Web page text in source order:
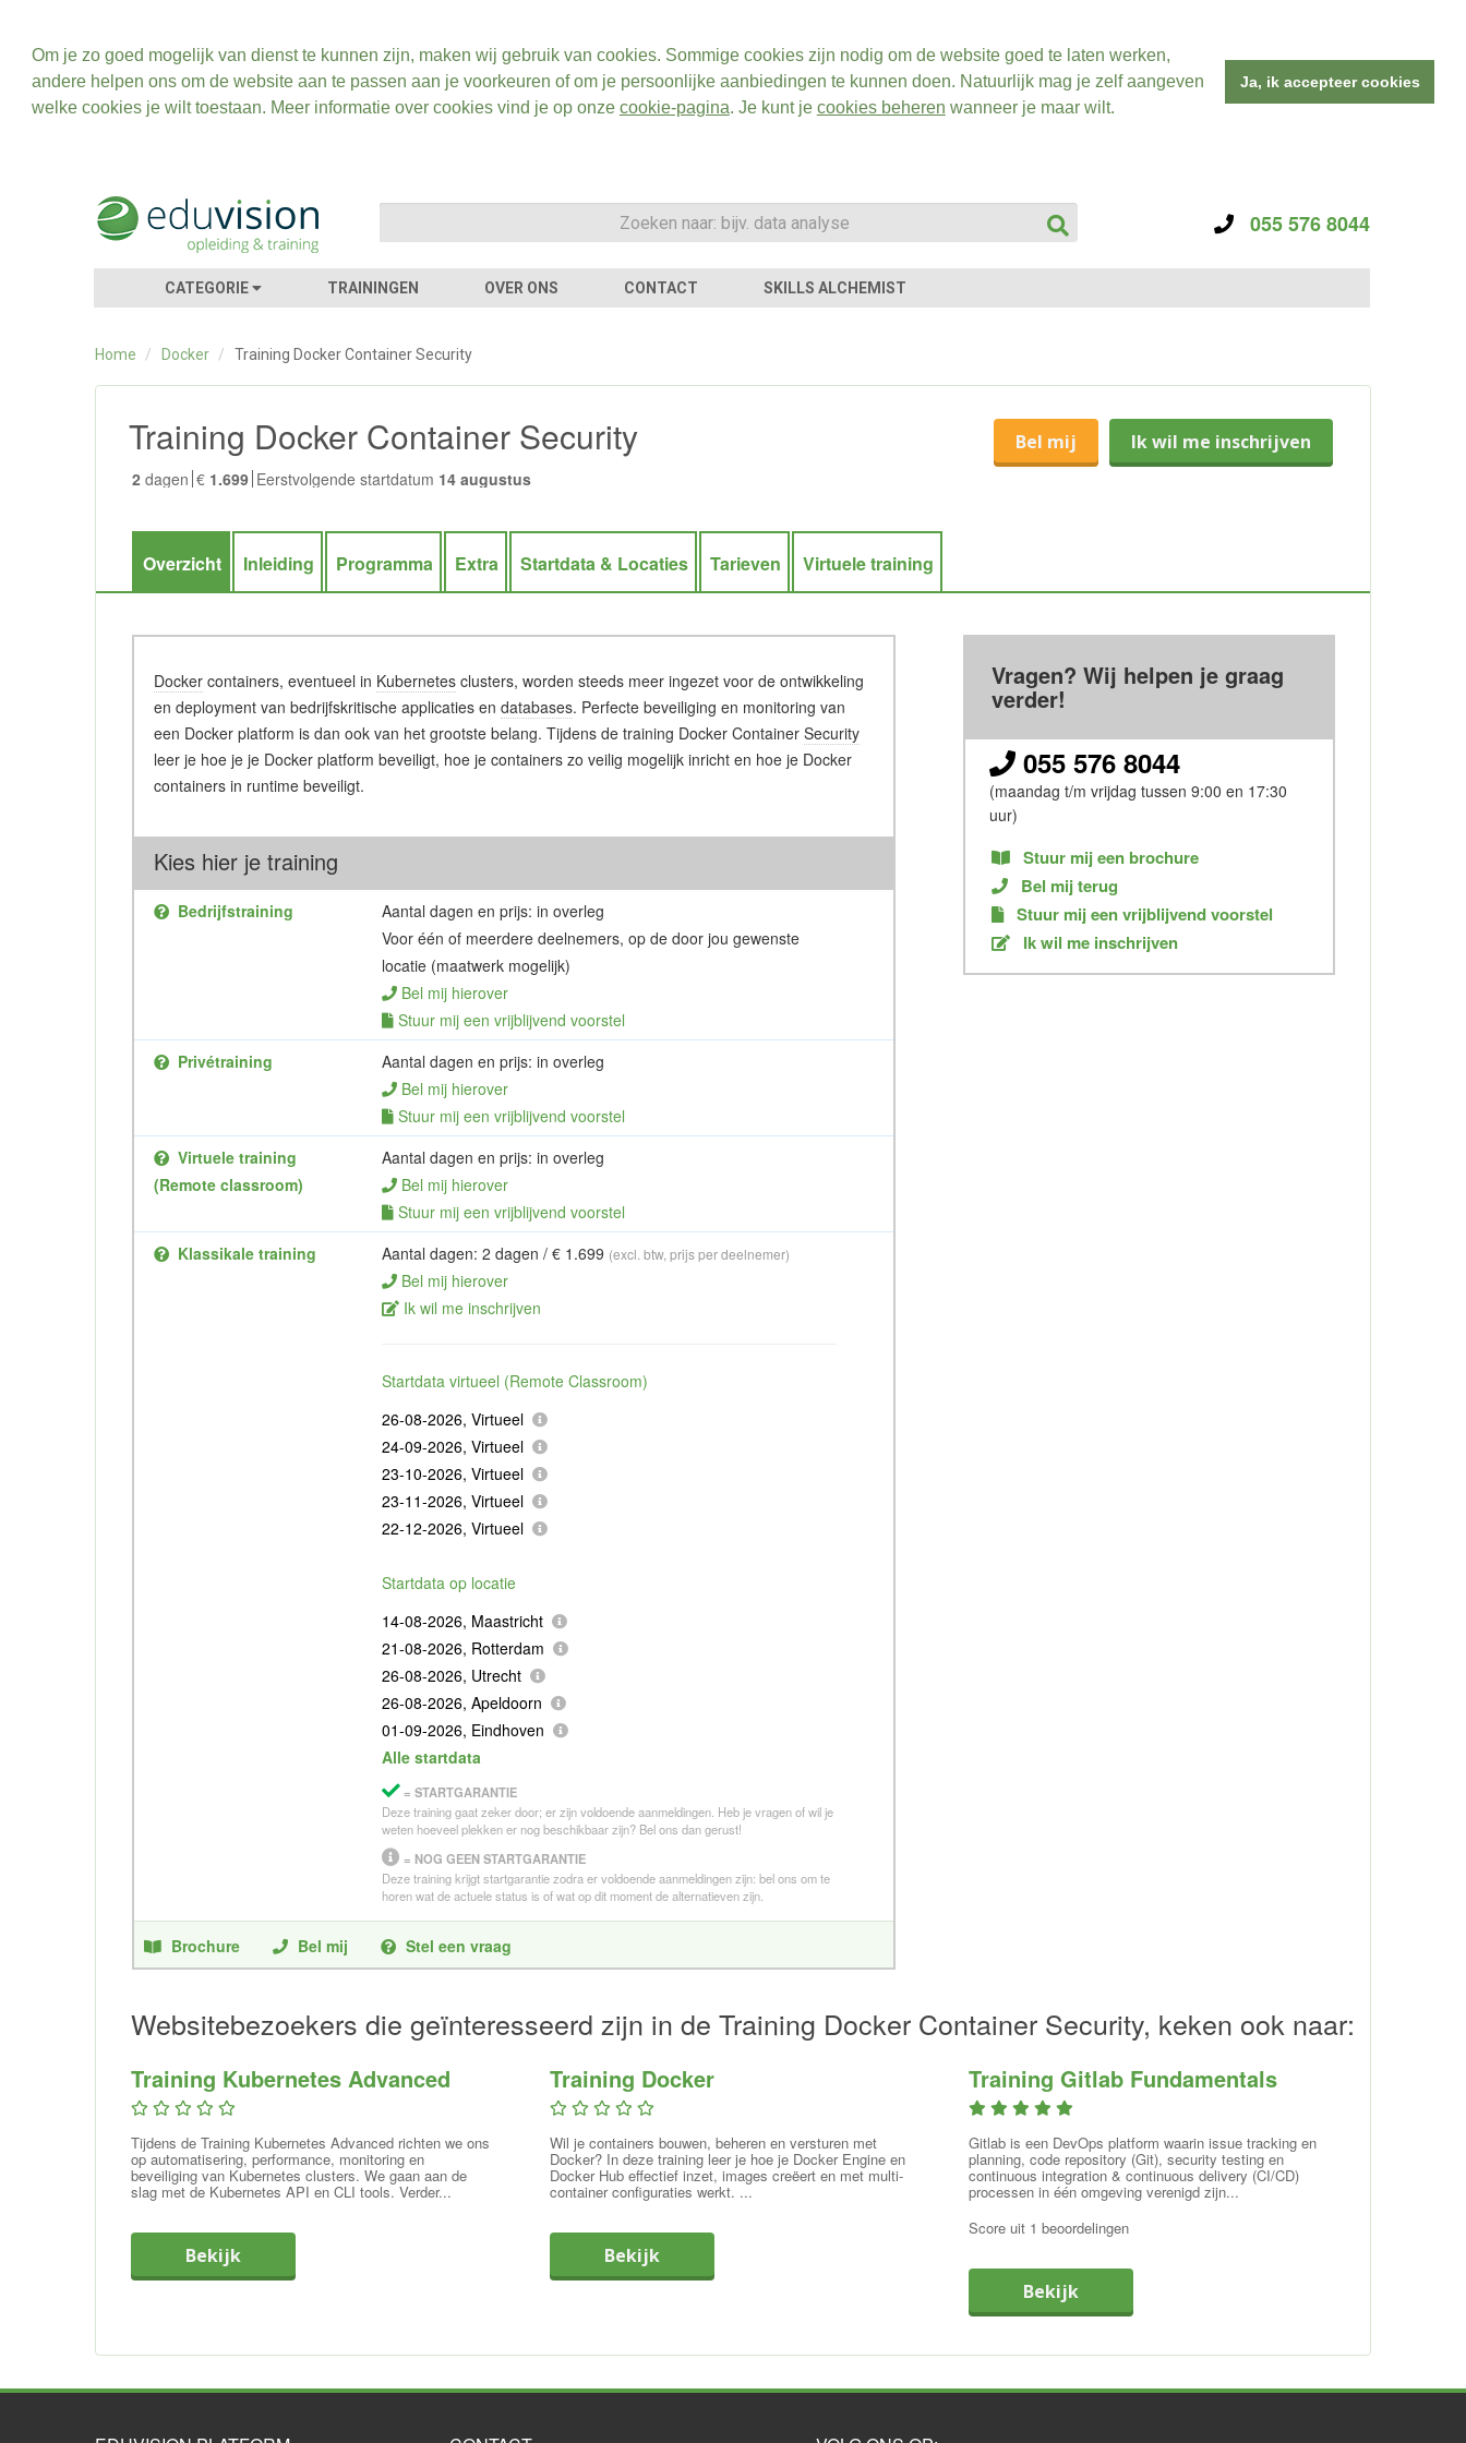
Om je zo goed mogelijk van dienst te kunnen zijn, maken wij gebruik van cookies. Sommige cookies zijn nodig om de website goed te laten werken,
andere helpen ons om de website aan te passen aan je voorkeuren of om je persoonlijke aanbiedingen te kunnen doen. Natuurlijk mag je zelf aangeven
welke cookies je wilt toestaan. Meer informatie over cookies vind je op onze cookie-pagina. Je kunt je cookies beheren wanneer je maar wilt.
Ja, ik accepteer cookies
055 576 8044
CATEGORIE TRAININGEN OVER ONS CONTACT SKILLS ALCHEMIST
Home / Docker / Training Docker Container Security
Training Docker Container Security
2 dagen € 1.699 Eerstvolgende startdatum 14 augustus
Bel mij Ik wil me inschrijven
Overzicht Inleiding Programma Extra Startdata & Locaties Tarieven Virtuele training
Docker containers, eventueel in Kubernetes clusters, worden steeds meer ingezet voor de ontwikkeling
en deployment van bedrijfskritische applicaties en databases. Perfecte beveiliging en monitoring van
een Docker platform is dan ook van het grootste belang. Tijdens de training Docker Container Security
leer je hoe je je Docker platform beveiligt, hoe je containers zo veilig mogelijk inricht en hoe je Docker
containers in runtime beveiligt.
Kies hier je training
Bedrijfstraining
Aantal dagen en prijs: in overleg
Voor één of meerdere deelnemers, op de door jou gewenste
locatie (maatwerk mogelijk)
Bel mij hierover
Stuur mij een vrijblijvend voorstel
Privétraining
Aantal dagen en prijs: in overleg
Bel mij hierover
Stuur mij een vrijblijvend voorstel
Virtuele training
(Remote classroom)
Aantal dagen en prijs: in overleg
Bel mij hierover
Stuur mij een vrijblijvend voorstel
Klassikale training
Aantal dagen: 2 dagen / € 1.699 (excl. btw, prijs per deelnemer)
Bel mij hierover
Ik wil me inschrijven
Startdata virtueel (Remote Classroom)
26-08-2026, Virtueel
24-09-2026, Virtueel
23-10-2026, Virtueel
23-11-2026, Virtueel
22-12-2026, Virtueel
Startdata op locatie
14-08-2026, Maastricht
21-08-2026, Rotterdam
26-08-2026, Utrecht
26-08-2026, Apeldoorn
01-09-2026, Eindhoven
Alle startdata
= STARTGARANTIE
Deze training gaat zeker door; er zijn voldoende aanmeldingen. Heb je vragen of wil je
weten hoeveel plekken er nog beschikbaar zijn? Bel ons dan gerust!
= NOG GEEN STARTGARANTIE
Deze training krijgt startgarantie zodra er voldoende aanmeldingen zijn: bel ons om te
horen wat de actuele status is of wat op dit moment de alternatieven zijn.
Brochure Bel mij Stel een vraag
Vragen? Wij helpen je graag
verder!
055 576 8044
(maandag t/m vrijdag tussen 9:00 en 17:30
uur)
Stuur mij een brochure
Bel mij terug
Stuur mij een vrijblijvend voorstel
Ik wil me inschrijven
Websitebezoekers die geïnteresseerd zijn in de Training Docker Container Security, keken ook naar:
Training Kubernetes Advanced
Tijdens de Training Kubernetes Advanced richten we ons
op automatisering, performance, monitoring en
beveiliging van Kubernetes clusters. We gaan aan de
slag met de Kubernetes API en CLI tools. Verder...
Bekijk
Training Docker
Wil je containers bouwen, beheren en versturen met
Docker? In deze training leer je hoe je Docker Engine en
Docker Hub effectief inzet, images creëert en met multi-
container configuraties werkt. ...
Bekijk
Training Gitlab Fundamentals
Gitlab is een DevOps platform waarin issue tracking en
planning, code repository (Git), security testing en
continuous integration & continuous delivery (CI/CD)
processen in één omgeving verenigd zijn...
Score uit 1 beoordelingen
Bekijk